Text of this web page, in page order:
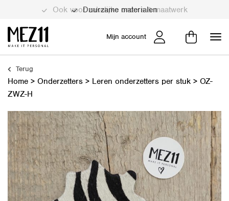
Duurzame materialen
Mijn account
Terug
Home > Onderzetters > Leren onderzetters per stuk > OZ-
ZWZ-H